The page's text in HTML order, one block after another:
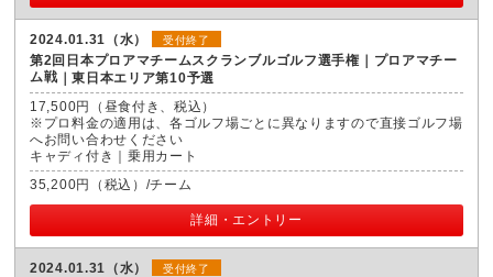
2024.01.31（水） 受付終了
第2回日本プロアマチームスクランブルゴルフ選手権｜プロアマチー
ム戦
東日本エリア第10予選
17,500円（昼食付き、税込）
※プロ料金の適用は、各ゴルフ場ごとに異なりますので直接ゴルフ場
へお問い合わせください
キャディ付き｜乗用カート
35,200円（税込）/チーム
詳細・エントリー
2024.01.31（水） 受付終了